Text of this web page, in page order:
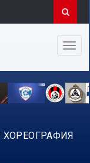
ХОРЕОГРАФИЯ